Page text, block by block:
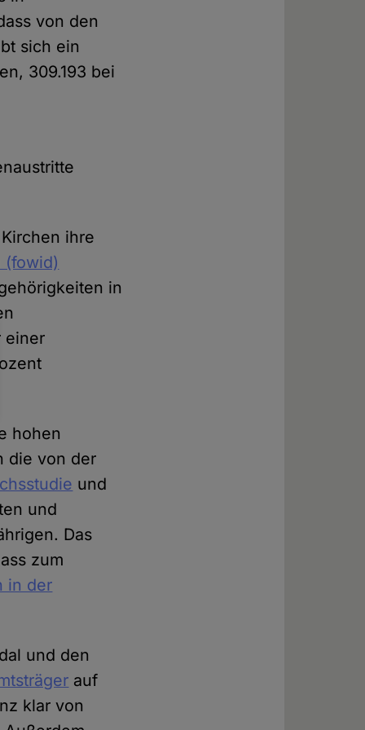
von den
sich ein
309.193 bei
ihre
(fowid)
in
einer
hohen
die von der
und
und
Das
zum
in der
und den
auf
klar von